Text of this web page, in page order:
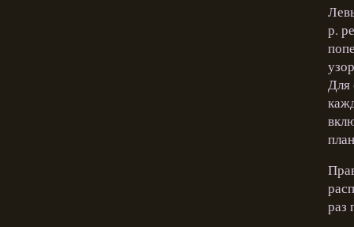
р.
Для
раз